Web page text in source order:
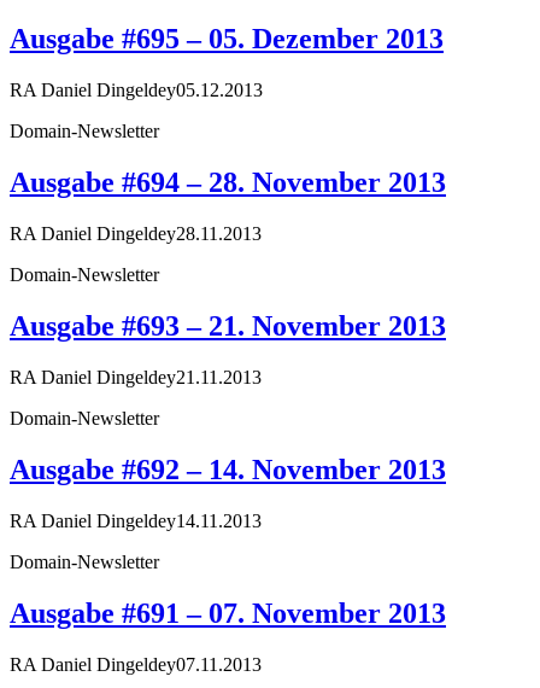
Ausgabe #695 – 05. Dezember 2013
RA Daniel Dingeldey05.12.2013
Domain-Newsletter
Ausgabe #694 – 28. November 2013
RA Daniel Dingeldey28.11.2013
Domain-Newsletter
Ausgabe #693 – 21. November 2013
RA Daniel Dingeldey21.11.2013
Domain-Newsletter
Ausgabe #692 – 14. November 2013
RA Daniel Dingeldey14.11.2013
Domain-Newsletter
Ausgabe #691 – 07. November 2013
RA Daniel Dingeldey07.11.2013